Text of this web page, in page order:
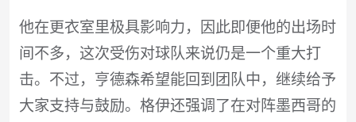
他在更衣室里极具影响力，因此即便他的出场时
间不多，这次受伤对球队来说仍是一个重大打
击。不过，亨德森希望能回到团队中，继续给予
大家支持与鼓励。格伊还强调了在对阵墨西哥的